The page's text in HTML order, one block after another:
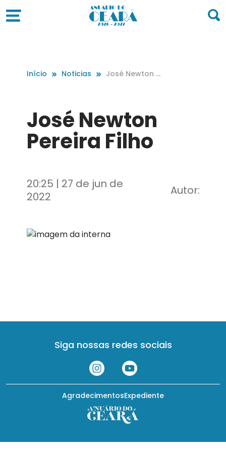
Início Noticias
José Newton P
José Newton
Pereira Filho
20:25 | 27 de jun de
2022
Autor:
Siga nossas redes sociais
Expediente
Agradecimentos